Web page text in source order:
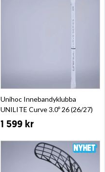
Unihoc Innebandyklubba
UNILITE Curve 3.0º 26 (26/27)
1 599 kr